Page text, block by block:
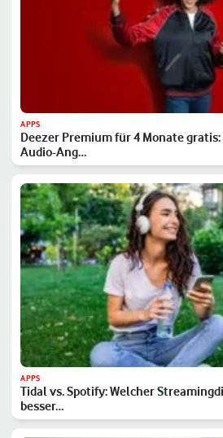
APPS
Deezer Premium für 4 Monate gratis:
Audio-Ang…
APPS
Tidal vs. Spotify: Welcher
besser…